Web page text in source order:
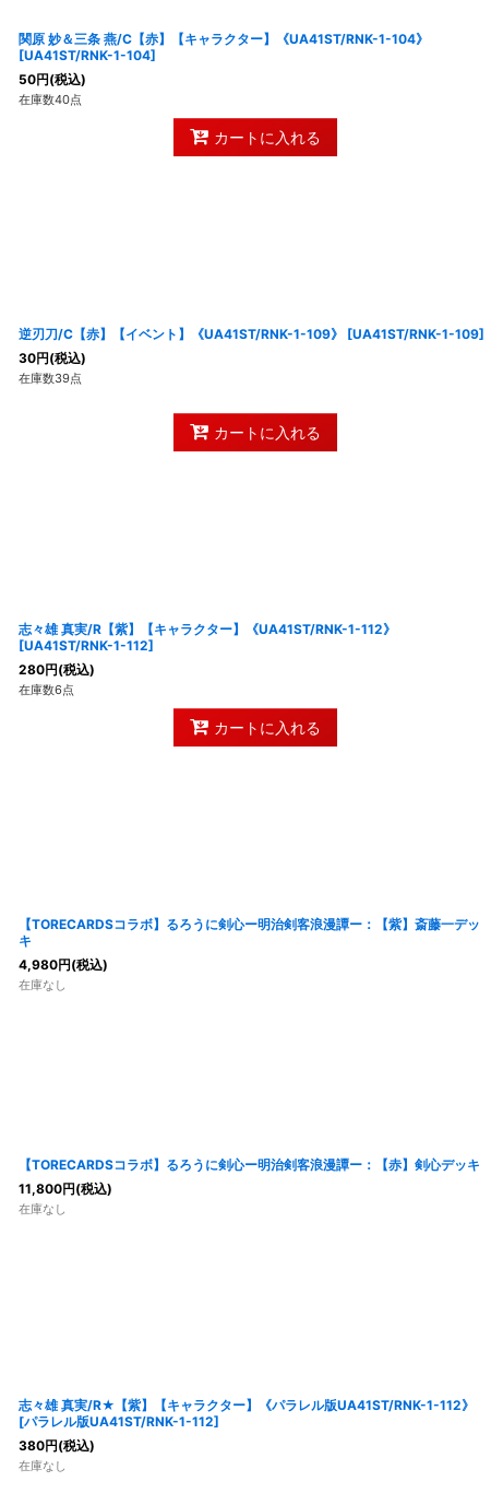
関原 妙＆三条 燕/C【赤】【キャラクター】《UA41ST/RNK-1-104》
[UA41ST/RNK-1-104]
50円(税込)
在庫数40点
カートに入れる
逆刃刀/C【赤】【イベント】《UA41ST/RNK-1-109》 [UA41ST/RNK-1-109]
30円(税込)
在庫数39点
カートに入れる
志々雄 真実/R【紫】【キャラクター】《UA41ST/RNK-1-112》
[UA41ST/RNK-1-112]
280円(税込)
在庫数6点
カートに入れる
【TORECARDSコラボ】るろうに剣心ー明治剣客浪漫譚ー：【紫】斎藤一デッ
キ
4,980円(税込)
在庫なし
【TORECARDSコラボ】るろうに剣心ー明治剣客浪漫譚ー：【赤】剣心デッキ
11,800円(税込)
在庫なし
志々雄 真実/R★【紫】【キャラクター】《パラレル版UA41ST/RNK-1-112》
[パラレル版UA41ST/RNK-1-112]
380円(税込)
在庫なし